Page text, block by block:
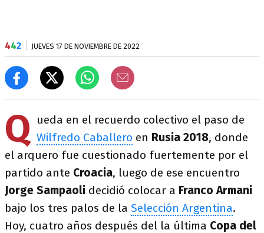
442 JUEVES 17 DE NOVIEMBRE DE 2022
Q ueda en el recuerdo colectivo el paso de
Wilfredo Caballero en Rusia 2018, donde
el arquero fue cuestionado fuertemente por el
partido ante Croacia, luego de ese encuentro
Jorge Sampaoli decidió colocar a Franco Armani
bajo los tres palos de la Selección Argentina.
Hoy, cuatro años después del la última Copa del